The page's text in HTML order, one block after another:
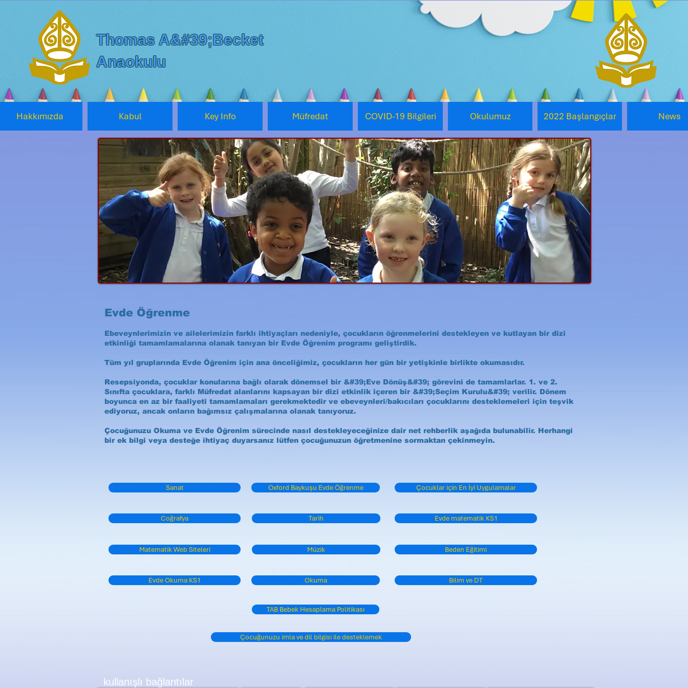
Thomas A&#39;Becket
Anaokulu
Hakkımızda Kabul Key Info Müfredat COVID-19 Bilgileri Okulumuz 2022 Başlangıçlar News
Evde Öğrenme
Ebeveynlerimizin ve ailelerimizin farklı ihtiyaçları nedeniyle, çocukların öğrenmelerini destekleyen ve kutlayan bir dizi
etkinliği tamamlamalarına olanak tanıyan bir Evde Öğrenim programı geliştirdik.
Tüm yıl gruplarında Evde Öğrenim için ana önceliğimiz, çocukların her gün bir yetişkinle birlikte okumasıdır.
Resepsiyonda, çocuklar konularına bağlı olarak dönemsel bir &#39;Eve Dönüş&#39; görevini de tamamlarlar. 1. ve 2.
Sınıfta çocuklara, farklı Müfredat alanlarını kapsayan bir dizi etkinlik içeren bir &#39;Seçim Kurulu&#39; verilir. Dönem
boyunca en az bir faaliyeti tamamlamaları gerekmektedir ve ebeveynleri/bakıcıları çocuklarını desteklemeleri için teşvik
ediyoruz, ancak onların bağımsız çalışmalarına olanak tanıyoruz.
Çocuğunuzu Okuma ve Evde Öğrenim sürecinde nasıl destekleyeceğinize dair net rehberlik aşağıda bulunabilir. Herhangi
bir ek bilgi veya desteğe ihtiyaç duyarsanız lütfen çocuğunuzun öğretmenine sormaktan çekinmeyin.
Sanat Seçim Panosu Yaz
Oxford Baykuşu Evde Öğrenme Çocuklar için En İyi Uygulamalar
Coğrafya Tarih Evde matematik KS1
Matematik Web Siteleri Müzik Beden Eğitimi
Evde Okuma KS1 Okuma Bilim ve DT
TAB Bebek Hesaplama Politikası
Çocuğunuzu imla ve dil bilgisi ile desteklemek
kullanışlı bağlantılar